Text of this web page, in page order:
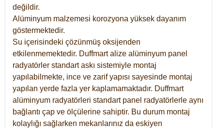
değildir.
Alüminyum malzemesi korozyona yüksek dayanım
göstermektedir.
Su içerisindeki çözünmüş oksijenden
etkilenmemektedir. Duffmart alize alüminyum panel
radyatörler standart askı sistemiyle montaj
yapılabilmekte, ince ve zarif yapısı sayesinde montaj
yapılan yerde fazla yer kaplamamaktadır. Duffmart
alüminyum radyatörleri standart panel radyatörlerle aynı
bağlantı çap ve ölçülerine sahiptir. Bu durum montaj
kolaylığı sağlarken mekanlarınız da eskiyen